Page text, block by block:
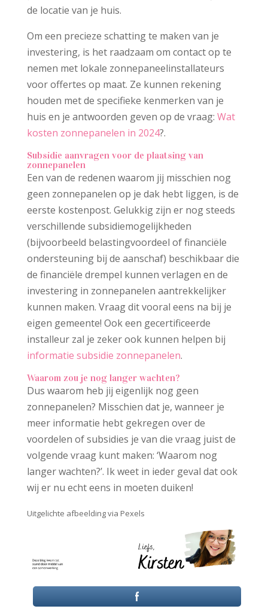
de locatie van je huis.
Om een precieze schatting te maken van je
investering, is het raadzaam om contact op te
nemen met lokale zonnepaneelinstallateurs
voor offertes op maat. Ze kunnen rekening
houden met de specifieke kenmerken van je
huis en je antwoorden geven op de vraag: Wat
kosten zonnepanelen in 2024?.
Subsidie aanvragen voor de plaatsing van
zonnepanelen
Een van de redenen waarom jij misschien nog
geen zonnepanelen op je dak hebt liggen, is de
eerste kostenpost. Gelukkig zijn er nog steeds
verschillende subsidiemogelijkheden
(bijvoorbeeld belastingvoordeel of financiële
ondersteuning bij de aanschaf) beschikbaar die
de financiële drempel kunnen verlagen en de
investering in zonnepanelen aantrekkelijker
kunnen maken. Vraag dit vooral eens na bij je
eigen gemeente! Ook een gecertificeerde
installeur zal je zeker ook kunnen helpen bij
informatie subsidie zonnepanelen.
Waarom zou je nog langer wachten?
Dus waarom heb jij eigenlijk nog geen
zonnepanelen? Misschien dat je, wanneer je
meer informatie hebt gekregen over de
voordelen of subsidies je van die vraag juist de
volgende vraag kunt maken: ‘Waarom nog
langer wachten?’. Ik weet in ieder geval dat ook
wij er nu echt eens in moeten duiken!
Uitgelichte afbeelding via Pexels